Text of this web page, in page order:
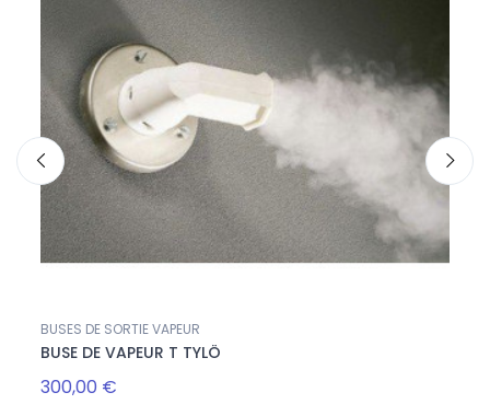
BUSES DE SORTIE VAPEUR
BUSE DE VAPEUR T TYLÖ
300,00 €